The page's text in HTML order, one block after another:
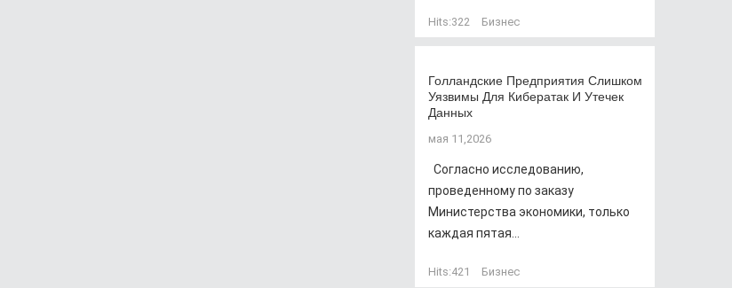
Hits:322 Бизнес
Голландские Предприятия Слишком
Уязвимы Для Кибератак И Утечек
Данных
мая 11,2026
Согласно исследованию,
проведенному по заказу
Министерства экономики, только
каждая пятая...
Hits:421 Бизнес